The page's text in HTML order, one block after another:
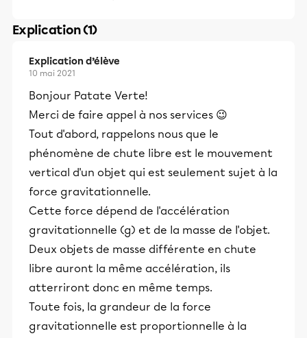
Explication (1)
Explication d’élève
10 mai 2021
Bonjour Patate Verte!
Merci de faire appel à nos services 😉
Tout d'abord, rappelons nous que le
phénomène de chute libre est le mouvement
vertical d'un objet qui est seulement sujet à la
force gravitationnelle.
Cette force dépend de l'accélération
gravitationnelle (g) et de la masse de l'objet.
Deux objets de masse différente en chute
libre auront la même accélération, ils
atterriront donc en même temps.
Toute fois, la grandeur de la force
gravitationnelle est proportionnelle à la